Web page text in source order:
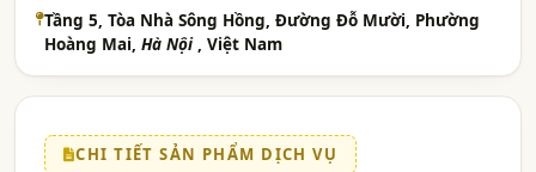
Tầng 5, Tòa Nhà Sông Hồng, Đường Đỗ Mười, Phường
Hoàng Mai, Hà Nội , Việt Nam
CHI TIẾT SẢN PHẨM DỊCH VỤ